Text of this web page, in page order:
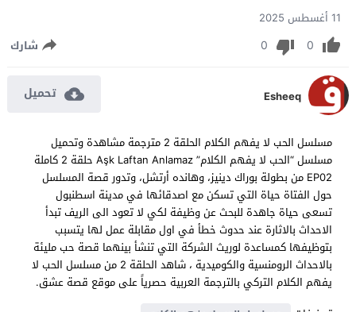
11 أغسطس 2025
0
0 شارك
Esheeq تحميل
مسلسل الحب لا يفهم الكلام الحلقة 2 مترجمة مشاهدة وتحميل
مسلسل “الحب لا يفهم الكلام” Aşk Laftan Anlamaz حلقة 2 كاملة
EP02 من بطولة بوراك دينيز، وهانده أرتشل، وتدور قصة المسلسل
حول الفتاة حياة التي تسكن مع اصدقائها في مدينة اسطنبول
تسعى حياة جاهدة للبحث عن وظيفة لكي لا تعود الى الريف تبدأ
الاحداث بالاثارة عند حدوث خطأ في اول مقابلة عمل لها يتسبب
بتوظيفها كمساعدة لوريث الشركة التي تنشأ بينهما قصة حب مليئة
بالاحداث الرومنسية والكوميدية ، شاهد الحلقة 2 من مسلسل الحب لا
يفهم الكلام التركي بالترجمة العربية حصرياً على موقع قصة عشق.